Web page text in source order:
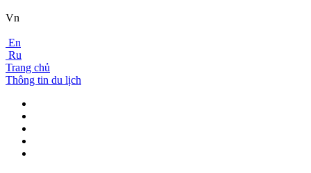
Vn
En
Ru
Trang chủ
Thông tin du lịch